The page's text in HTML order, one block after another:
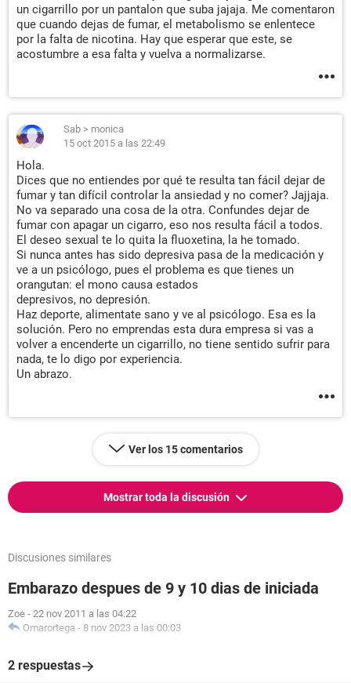
un cigarrillo por un pantalon que suba jajaja. Me comentaron
que cuando dejas de fumar, el metabolismo se enlentece
por la falta de nicotina. Hay que esperar que este, se
acostumbre a esa falta y vuelva a normalizarse.
Sab > monica
15 oct 2015 a las 22:49
Hola.
Dices que no entiendes por qué te resulta tan fácil dejar de
fumar y tan difícil controlar la ansiedad y no comer? Jajjaja.
No va separado una cosa de la otra. Confundes dejar de
fumar con apagar un cigarro, eso nos resulta fácil a todos.
El deseo sexual te lo quita la fluoxetina, la he tomado.
Si nunca antes has sido depresiva pasa de la medicación y
ve a un psicólogo, pues el problema es que tienes un
orangutan: el mono causa estados
depresivos, no depresión.
Haz deporte, alimentate sano y ve al psicólogo. Esa es la
solución. Pero no emprendas esta dura empresa si vas a
volver a encenderte un cigarrillo, no tiene sentido sufrir para
nada, te lo digo por experiencia.
Un abrazo.
Ver los 15 comentarios
Mostrar toda la discusión
Discusiones similares
Embarazo despues de 9 y 10 dias de iniciada
Zoe - 22 nov 2011 a las 04:22
Omarortega - 8 nov 2023 a las 00:03
2 respuestas